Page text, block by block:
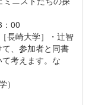
00
長崎大学］・辻智
、参加者と同書
考えます。な
）